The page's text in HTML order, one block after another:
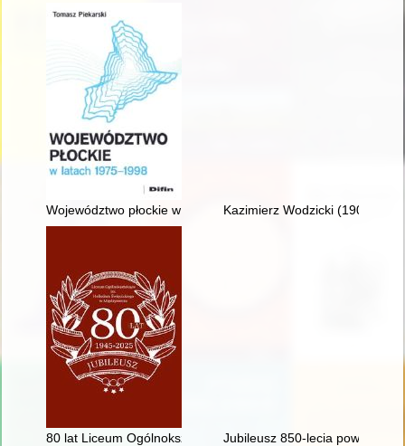
Województwo płockie w latach 1975-1998Kazimierz Wodzicki (1900-
80 lat Liceum Ogólnokształcącego im. Heliodora Święcickiego
Jubileusz 850-lecia powstania